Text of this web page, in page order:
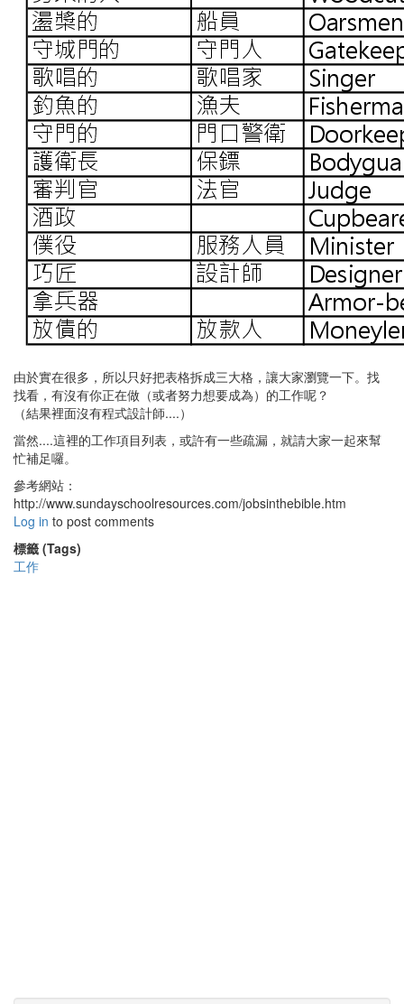
由於實在很多，所以只好把表格拆成三大格，讓大家瀏覽一下。找
找看，有沒有你正在做（或者努力想要成為）的工作呢？
（結果裡面沒有程式設計師....）
當然....這裡的工作項目列表，或許有一些疏漏，就請大家一起來幫
忙補足囉。
參考網站：
http://www.sundayschoolresources.com/jobsinthebible.htm
Log in to post comments
標籤 (Tags)
工作